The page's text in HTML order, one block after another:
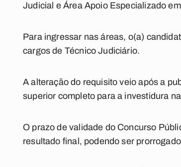
Judicial e Área Apoio Especializado
Para ingressar nas áreas, o(a)
cargos de Técnico Judiciário.
A alteração do requisito veio após a
superior completo para a investidura
O prazo de validade do Concurso
resultado final, podendo ser